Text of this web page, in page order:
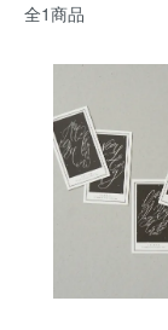
全1商品